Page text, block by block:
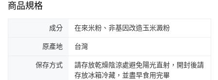
商品規格
成分 在來米粉、非基因改造玉米澱粉
原產地 台灣
保存方式
請存放乾燥陰涼處避免陽光直射，開封後請
存放冰箱冷藏，並盡早食用完畢